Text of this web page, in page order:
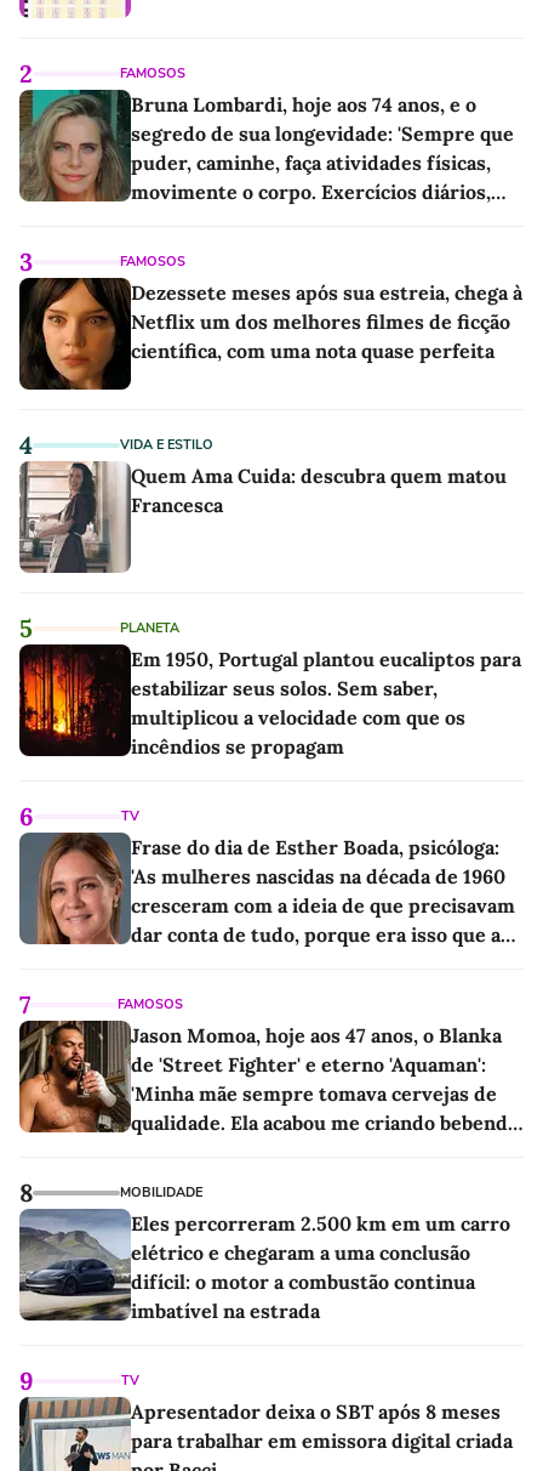
2 FAMOSOS
Bruna Lombardi, hoje aos 74 anos, e o
segredo de sua longevidade: 'Sempre que
puder, caminhe, faça atividades físicas,
movimente o corpo. Exercícios diários,
3 FAMOSOS
Dezessete meses após sua estreia, chega à
Netflix um dos melhores filmes de ficção
científica, com uma nota quase perfeita
4 VIDA E ESTILO
Quem Ama Cuida: descubra quem matou
Francesca
5 PLANETA
Em 1950, Portugal plantou eucaliptos para
estabilizar seus solos. Sem saber,
multiplicou a velocidade com que os
incêndios se propagam
6 TV
Frase do dia de Esther Boada, psicóloga:
'As mulheres nascidas na década de 1960
cresceram com a ideia de que precisavam
dar conta de tudo, porque era isso que a
7 FAMOSOS
Jason Momoa, hoje aos 47 anos, o Blanka
de 'Street Fighter' e eterno 'Aquaman':
'Minha mãe sempre tomava cervejas de
qualidade. Ela acabou me criando bebendo
8 MOBILIDADE
Eles percorreram 2.500 km em um carro
elétrico e chegaram a uma conclusão
difícil: o motor a combustão continua
imbatível na estrada
9 TV
Apresentador deixa o SBT após 8 meses
para trabalhar em emissora digital criada